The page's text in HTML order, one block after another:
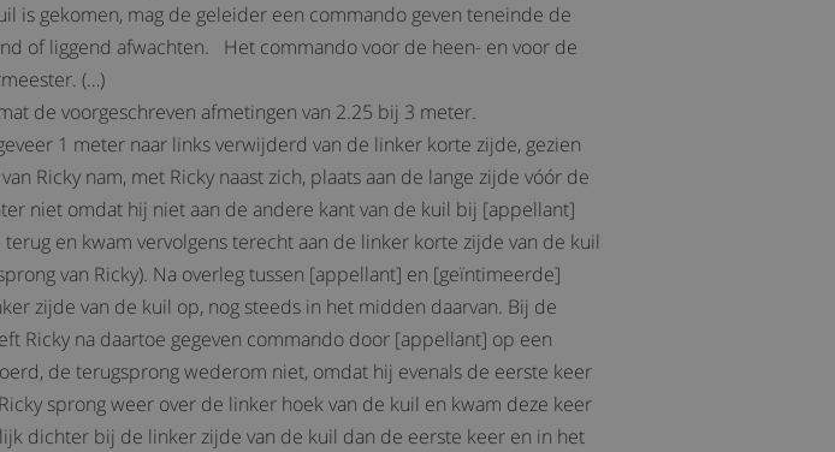
is gekomen, mag de geleider een commando geven teneinde de
of liggend afwachten. Het commando voor de heen- en voor de
(…)
de voorgeschreven afmetingen van 2.25 bij 3 meter.
1 meter naar links verwijderd van de linker korte zijde, gezien
Ricky nam, met Ricky naast zich, plaats aan de lange zijde vóór de
niet omdat hij niet aan de andere kant van de kuil bij [appellant]
en kwam vervolgens terecht aan de linker korte zijde van de kuil
van Ricky). Na overleg tussen [appellant] en [geïntimeerde]
zijde van de kuil op, nog steeds in het midden daarvan. Bij de
Ricky na daartoe gegeven commando door [appellant] op een
de terugsprong wederom niet, omdat hij evenals de eerste keer
sprong weer over de linker hoek van de kuil en kwam deze keer
dichter bij de linker zijde van de kuil dan de eerste keer en in het